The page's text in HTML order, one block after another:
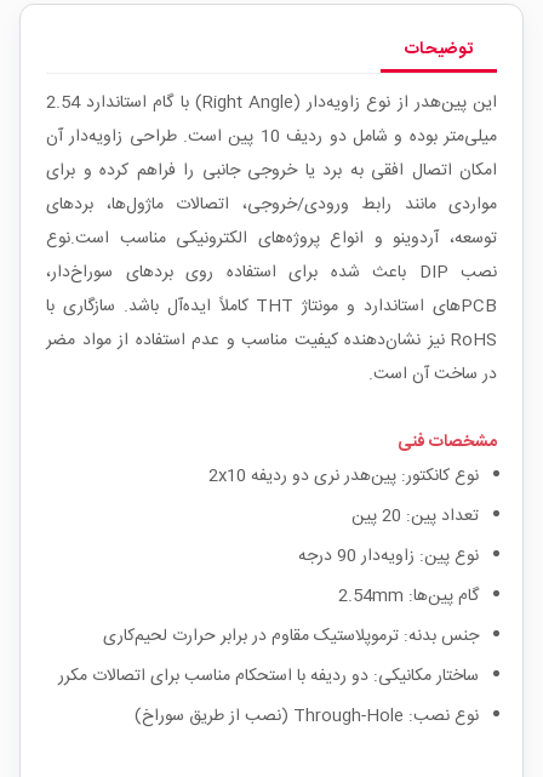
توضیحات
این پین‌هدر از نوع زاویه‌دار (Right Angle) با گام استاندارد 2.54
میلی‌متر بوده و شامل دو ردیف 10 پین است. طراحی زاویه‌دار آن
امکان اتصال افقی به برد یا خروجی جانبی را فراهم کرده و برای
مواردی مانند رابط ورودی/خروجی، اتصالات ماژول‌ها، بردهای
توسعه، آردوینو و انواع پروژه‌های الکترونیکی مناسب است.نوع
نصب DIP باعث شده برای استفاده روی بردهای سوراخ‌دار،
PCBهای استاندارد و مونتاژ THT کاملاً ایده‌آل باشد. سازگاری با
RoHS نیز نشان‌دهنده کیفیت مناسب و عدم استفاده از مواد مضر
در ساخت آن است.
مشخصات فنی
نوع کانکتور: پین‌هدر نری دو ردیفه 2x10
تعداد پین: 20 پین
نوع پین: زاویه‌دار 90 درجه
گام پین‌ها: 2.54mm
جنس بدنه: ترموپلاستیک مقاوم در برابر حرارت لحیم‌کاری
ساختار مکانیکی: دو ردیفه با استحکام مناسب برای اتصالات مکرر
نوع نصب: Through-Hole (نصب از طریق سوراخ)